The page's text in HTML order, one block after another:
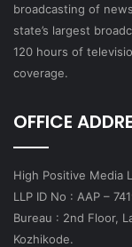
broadcasting of
state’s largest
120 hours of
coverage.
OFFICE
High Positive Media
LLP ID No : AAP –
Bureau : 2nd Floor,
Kozhikode.